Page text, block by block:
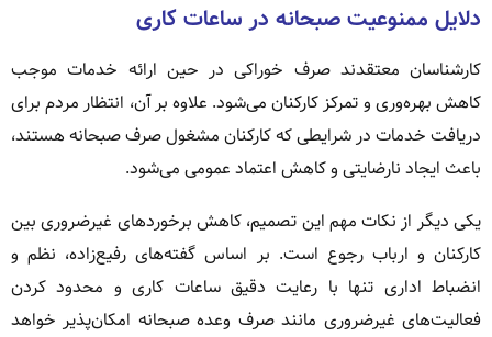
دلایل ممنوعیت صبحانه در ساعات کاری
کارشناسان معتقدند صرف خوراکی در حین ارائه خدمات موجب
کاهش بهره‌وری و تمرکز کارکنان می‌شود. علاوه بر آن، انتظار مردم برای
دریافت خدمات در شرایطی که کارکنان مشغول صرف صبحانه هستند،
باعث ایجاد نارضایتی و کاهش اعتماد عمومی می‌شود.
یکی دیگر از نکات مهم این تصمیم، کاهش برخوردهای غیرضروری بین
کارکنان و ارباب رجوع است. بر اساس گفته‌های رفیع‌زاده، نظم و
انضباط اداری تنها با رعایت دقیق ساعات کاری و محدود کردن
فعالیت‌های غیرضروری مانند صرف وعده صبحانه امکان‌پذیر خواهد